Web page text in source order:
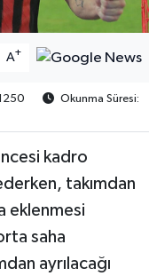
A+
Okunma Süresi:
kadro
takımdan
eklenmesi
saha
ayrılacağı